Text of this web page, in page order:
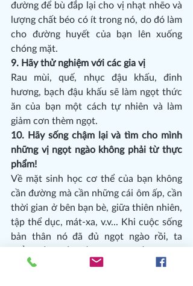
đường để bù đắp lại cho vị nhạt nhẽo và
lượng chất béo có ít trong nó, do đó làm
cho đường huyết của bạn lên xuống
chóng mặt.
9. Hãy thử nghiệm với các gia vị
Rau mùi, quế, nhục đậu khấu, đinh
hương, bạch đậu khấu sẽ làm ngọt thức
ăn của bạn một cách tự nhiên và làm
giảm cơn thèm ngọt.
10. Hãy sống chậm lại và tìm cho mình
những vị ngọt ngào không phải từ thực
phẩm!
Về mặt sinh học cơ thể của bạn không
cần đường mà cần những cái ôm ấp, cần
thời gian ở bên bạn bè, giữa thiên nhiên,
tập thể dục, mát-xa, v.v... Khi cuộc sống
bản thân nó đã đủ ngọt ngào rồi, ta
nào khác nữa!